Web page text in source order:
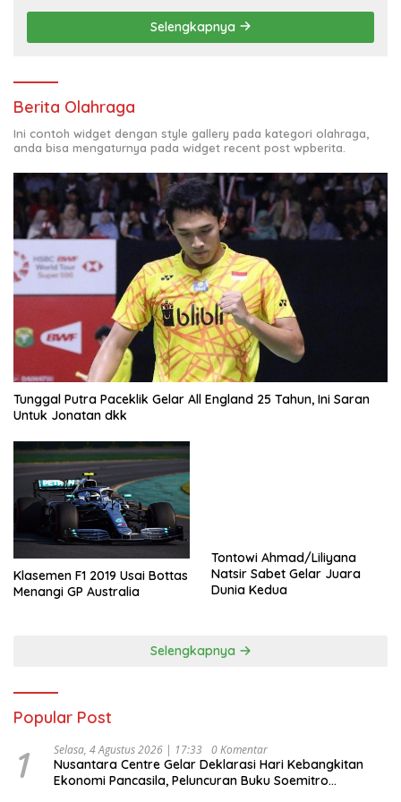
Selengkapnya
Berita Olahraga
Ini contoh widget dengan style gallery pada kategori olahraga,
anda bisa mengaturnya pada widget recent post wpberita.
Tunggal Putra Paceklik Gelar All England 25 Tahun, Ini Saran
Untuk Jonatan dkk
Klasemen F1 2019 Usai Bottas
Menangi GP Australia
Tontowi Ahmad/Liliyana
Natsir Sabet Gelar Juara
Dunia Kedua
Selengkapnya
Popular Post
1 Selasa, 4 Agustus 2026 | 17:33 0 Komentar
Nusantara Centre Gelar Deklarasi Hari Kebangkitan
Ekonomi Pancasila, Peluncuran Buku Soemitro